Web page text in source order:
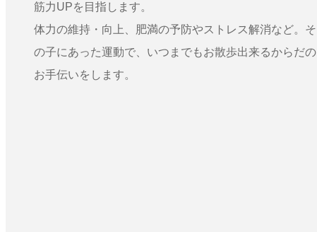
筋力UPを目指します。
体力の維持・向上、肥満の予防やストレス解消など。そ
の子にあった運動で、いつまでもお散歩出来るからだの
お手伝いをします。